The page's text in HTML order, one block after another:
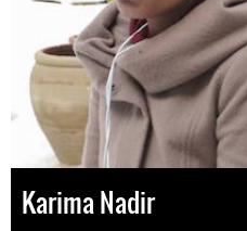
Karima Nadir